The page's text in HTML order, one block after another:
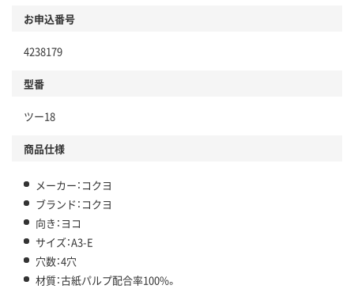
お申込番号
4238179
型番
ツー18
商品仕様
メーカー：コクヨ
ブランド：コクヨ
向き：ヨコ
サイズ：A3-E
穴数：4穴
材質：古紙パルプ配合率100%。